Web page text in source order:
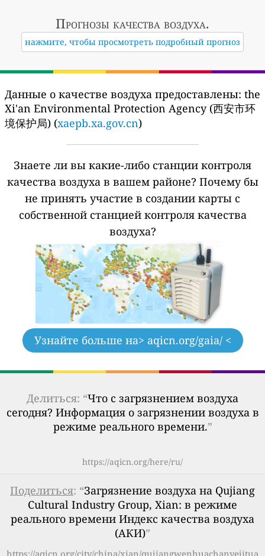
Прогнозы качества воздуха.
нажмите, чтобы просмотреть подробный прогноз
Данные о качестве воздуха предоставлены: the
Xi'an Environmental Protection Agency (西安市环
境保护局) (xaepb.xa.gov.cn)
Знаете ли вы какие-либо станции контроля
качества воздуха в вашем районе? Почему бы
не принять участие в создании карты с
собственной станцией контроля качества
воздуха?
Узнайте больше на> aqicn.org/gaia/ <
Делиться: “Что с загрязнением воздуха
сегодня? Информация о загрязнении воздуха в
режиме реального времени.”
https://aqicn.org/here/ru/
Поделиться: “Загрязнение воздуха на Qujiang
Cultural Industry Group, Xian: в режиме
реального времени Индекс качества воздуха
(АКИ)”
https://aqicn.org/city/china/xian/qujiangwenhuachanyejitua